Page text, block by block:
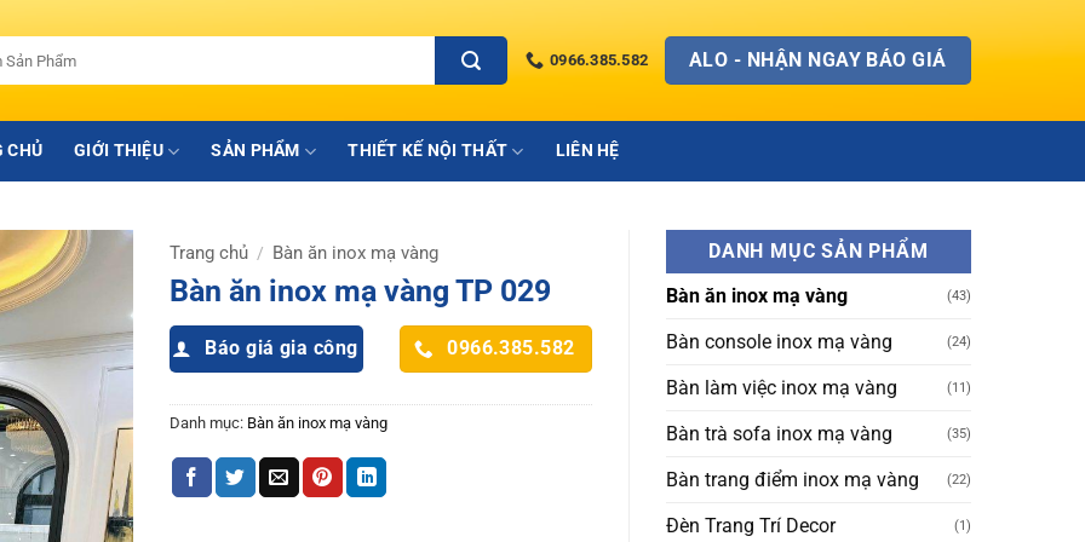
0966.385.582 ALO - NHẬN NGAY BÁO GIÁ
CHỦ GIỚI THIỆU SẢN PHẨM THIẾT KẾ NỘI THẤT LIÊN HỆ
Trang chủ / Bàn ăn inox mạ vàng
Bàn ăn inox mạ vàng TP 029
Báo giá gia công 0966.385.582
Danh mục: Bàn ăn inox mạ vàng
DANH MỤC SẢN PHẨM
Bàn ăn inox mạ vàng
(43)
Bàn console inox mạ vàng (24)
Bàn làm việc inox mạ vàng (11)
Bàn trà sofa inox mạ vàng (35)
Bàn trang điểm inox mạ vàng (22)
Đèn Trang Trí Decor (1)